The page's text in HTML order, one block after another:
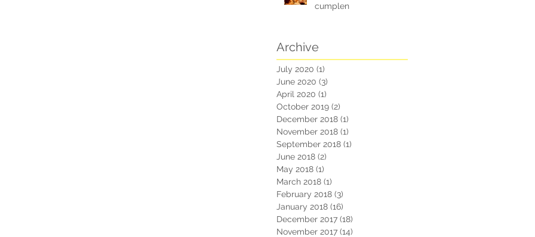
cumplen
Archive
July 2020 (1)
June 2020 (3)
April 2020 (1)
October 2019 (2)
December 2018 (1)
November 2018 (1)
September 2018 (1)
June 2018 (2)
May 2018 (1)
March 2018 (1)
February 2018 (3)
January 2018 (16)
December 2017 (18)
November 2017 (14)